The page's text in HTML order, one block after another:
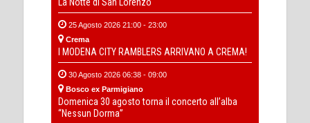
25 Agosto 2026 21:00 - 23:00
Crema
I MODENA CITY RAMBLERS ARRIVANO A CREMA!
30 Agosto 2026 06:38 - 09:00
Bosco ex Parmigiano
Domenica 30 agosto torna il concerto all’alba
“Nessun Dorma”